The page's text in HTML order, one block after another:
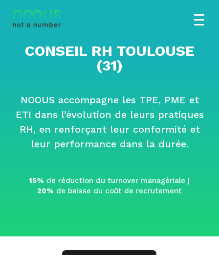
CONSEIL RH TOULOUSE
(31)
NOOUS accompagne les TPE, PME et
ETI dans l’évolution de leurs pratiques
RH, en renforçant leur conformité et
leur performance dans la durée.
15% de réduction du turnover managériale |
20% de baisse du coût de recrutement